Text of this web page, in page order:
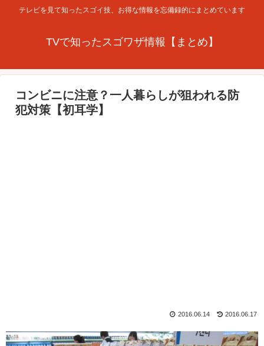
テレビを見て知ったスゴイ技、お得な情報を忘備録的にまとめています
TVで知ったスゴワザ情報【まとめ】
コンビニに注意？一人暮らしが狙われる防
犯対策【初耳学】
2016.06.17
2016.06.14